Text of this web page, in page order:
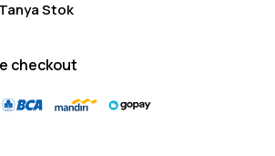
Tanya Stok
checkout